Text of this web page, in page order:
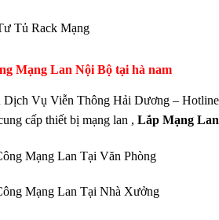
Tủ Rack Mạng
Mạng Lan Nội Bộ tại hà nam
Dịch Vụ Viễn Thông Hải Dương –
cấp thiết bị mạng lan , Lắp Mạng Lan
Mạng Lan Tại Văn Phòng
Mạng Lan Tại Nhà Xưởng